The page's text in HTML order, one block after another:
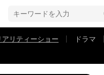
アリティーショー
ドラマ